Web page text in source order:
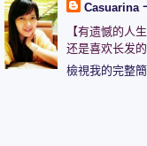
Casuarina
【有遗憾的人
还是喜欢长发
檢視我的完整